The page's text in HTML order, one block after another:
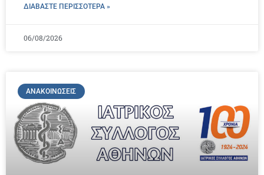
ΔΙΑΒΑΣΤΕ ΠΕΡΙΣΣΌΤΕΡΑ »
06/08/2026
ΑΝΑΚΟΙΝΏΣΕΙΣ